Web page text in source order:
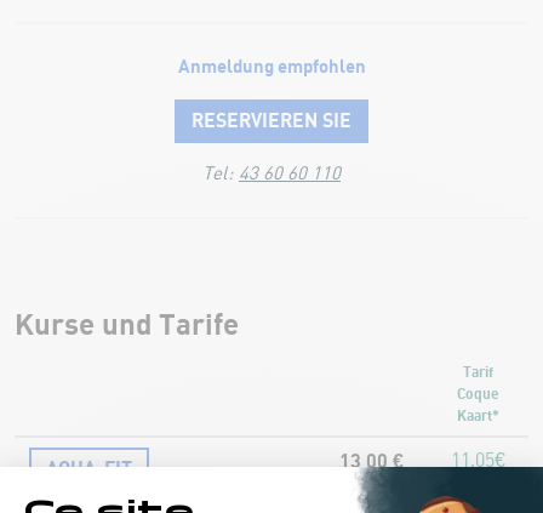
Anmeldung empfohlen
RESERVIEREN SIE
Tel: 43 60 60 110
Kurse und Tarife
Tarif
Coque
Kaart*
AQUA-FIT 13,00 € 11,05€